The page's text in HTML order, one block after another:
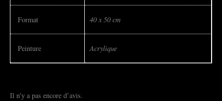
Format 40 x 50 cm
Peinture Acrylique
Il n’y a pas encore d’avis.